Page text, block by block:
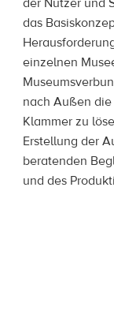
das
einzelnen
nach Außen
Klammer zu
Erstellung der
beratenden
und des